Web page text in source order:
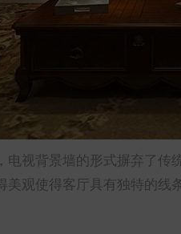
电视背景墙的形式摒弃了
美观使得客厅具有独特的线